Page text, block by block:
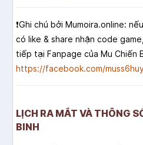
❗️Ghi chú bởi Mumoira.online:
có like & share nhận code
tiếp tại Fanpage của Mu Chiến
https://facebook.com/
LỊCH RA MẮT VÀ THÔNG
BINH